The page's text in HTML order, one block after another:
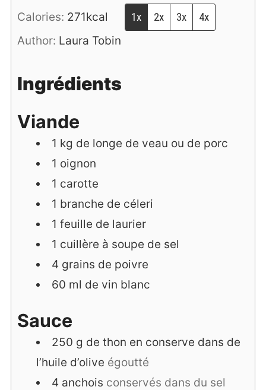
Calories: 271kcal 1x 2x 3x
4x
Author: Laura Tobin
Ingrédients
Viande
1 kg de longe de veau ou de porc
1 oignon
1 carotte
1 branche de céleri
1 feuille de laurier
1 cuillère à soupe de sel
4 grains de poivre
60 ml de vin blanc
Sauce
250 g de thon en conserve dans de
l’huile d’olive égoutté
4 anchois conservés dans du sel